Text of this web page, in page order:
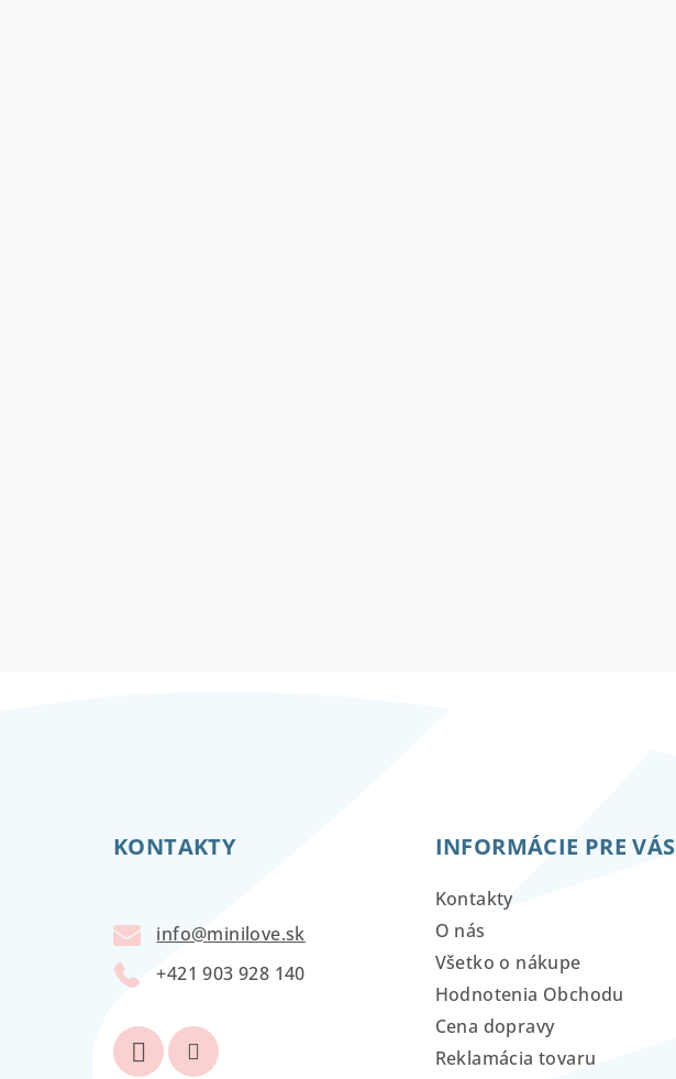
KONTAKTY
info@minilove.sk
+421 903 928 140
INFORMÁCIE PRE VÁS
Kontakty
O nás
Všetko o nákupe
Hodnotenia Obchodu
Cena dopravy
Reklamácia tovaru